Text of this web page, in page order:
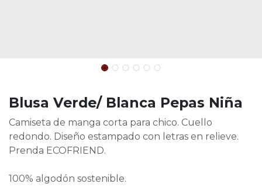
Blusa Verde/ Blanca Pepas Niña
Camiseta de manga corta para chico. Cuello
redondo. Diseño estampado con letras en relieve.
Prenda ECOFRIEND.
100% algodón sostenible.